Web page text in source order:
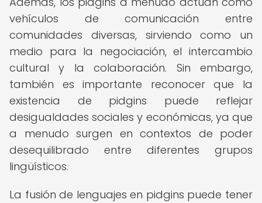
vehículos de comunicación entre
comunidades diversas, sirviendo como un
medio para la negociación, el intercambio
cultural y la colaboración. Sin embargo,
también es importante reconocer que la
existencia de pidgins puede reflejar
desigualdades sociales y económicas, ya que
a menudo surgen en contextos de poder
desequilibrado entre diferentes grupos
lingüísticos.
La fusión de lenguajes en pidgins puede tener